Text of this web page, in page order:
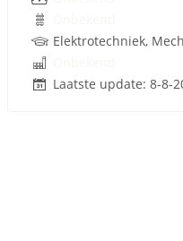
Elektrotechniek,
Laatste update: 8-8-